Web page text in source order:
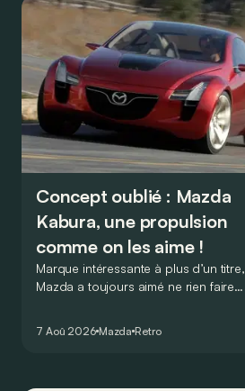
Concept oublié : Mazda
Kabura, une propulsion
comme on les aime !
Marque intéressante à plus d’un titre,
Mazda a toujours aimé ne rien faire
de la plus belle des manières…
7 Aoû 2026 Mazda Retro